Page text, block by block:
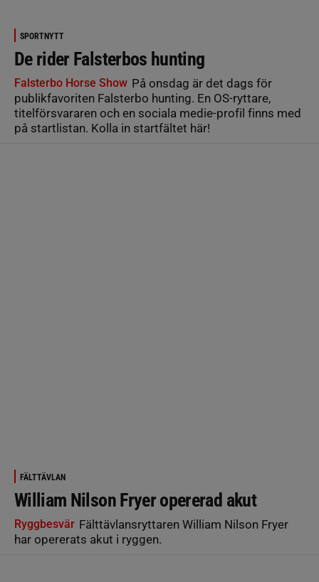
SPORTNYTT
De rider Falsterbos hunting
Falsterbo Horse Show På onsdag är det dags för
publikfavoriten Falsterbo hunting. En OS-ryttare,
titelförsvararen och en sociala medie-profil finns med
på startlistan. Kolla in startfältet här!
FÄLTTÄVLAN
William Nilson Fryer opererad akut
Ryggbesvär Fälttävlansryttaren William Nilson Fryer
har opererats akut i ryggen.